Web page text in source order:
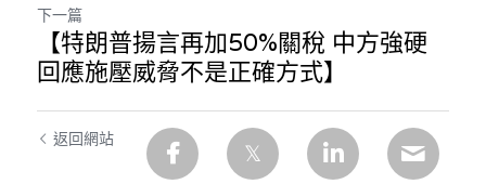
下一篇
【特朗普揚言再加50%關稅 中方強硬
回應施壓威脅不是正確方式】
返回網站